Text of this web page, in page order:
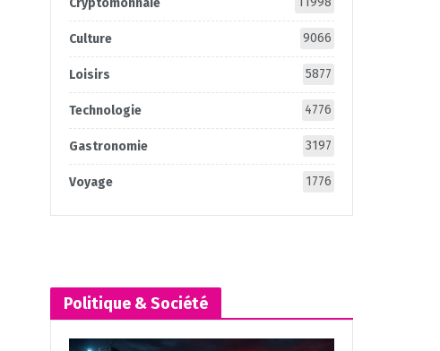
Cryptomonnaie
Culture 9066
Loisirs 5877
Technologie 4776
Gastronomie 3197
Voyage 1776
Politique & Société